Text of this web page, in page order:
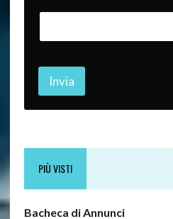
e
Invia
PIÙ VISTI
Bacheca di Annunci